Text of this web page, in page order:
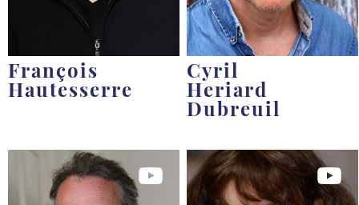
François
Hautesserre
Cyril
Heriard
Dubreuil